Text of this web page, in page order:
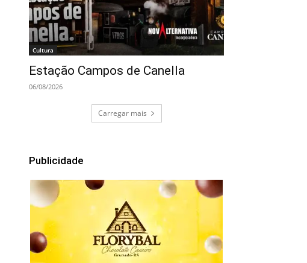
Cultura
Estação Campos de Canella
06/08/2026
Carregar mais
Publicidade